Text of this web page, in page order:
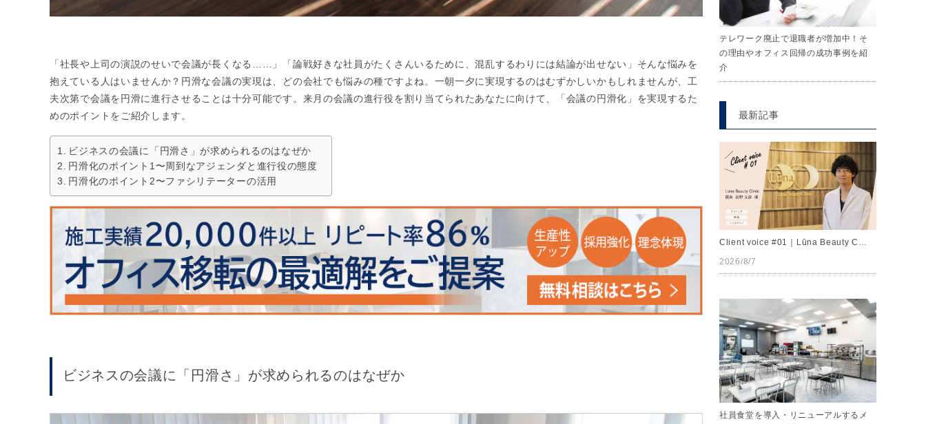
「社長や上司の演説のせいで会議が長くなる……」「論戦好きな社員がたくさんいるために、混乱するわりには結論が出せない」そんな悩みを
抱えている人はいませんか？円滑な会議の実現は、どの会社でも悩みの種ですよね。一朝一夕に実現するのはむずかしいかもしれませんが、工
夫次第で会議を円滑に進行させることは十分可能です。来月の会議の進行役を割り当てられたあなたに向けて、「会議の円滑化」を実現するた
めのポイントをご紹介します。
ビジネスの会議に「円滑さ」が求められるのはなぜか
円滑化のポイント1〜周到なアジェンダと進行役の態度
円滑化のポイント2〜ファシリテーターの活用
ビジネスの会議に「円滑さ」が求められるのはなぜか
テレワーク廃止で退職者が増加中！そ
の理由やオフィス回帰の成功事例を紹
介
最新記事
Client voice #01｜Lūna Beauty C…
2026/8/7
社員食堂を導入・リニューアルするメ